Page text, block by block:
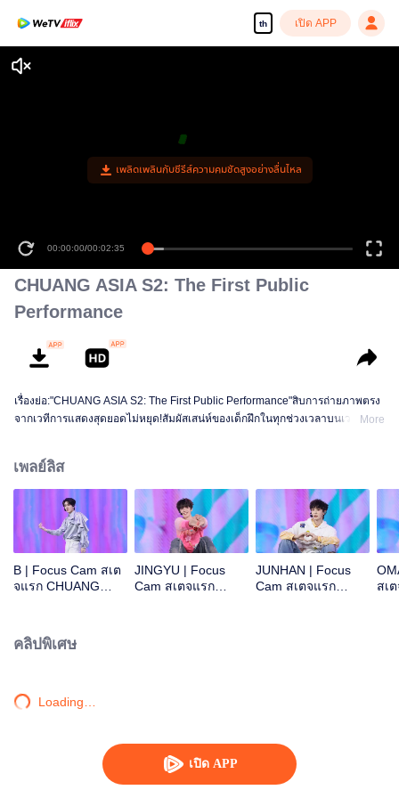
th เปิด APP
เปิด APP
เพลิดเพลินกับซีรีส์ความคมชัดสูงอย่างลื่นไหล
00:00:00/00:02:35
CHUANG ASIA S2: The First Public
Performance
เรื่องย่อ:"CHUANG ASIA S2: The First Public Performance"สิบการถ่ายภาพตรง
จากเวทีการแสดงสุดยอดไม่หยุด!สัมผัสเสน่ห์ของเด็กฝึกในทุกช่วงเวลาบนเวที!โอเค
More
เพลย์ลิส
B | Focus Cam สเต
จแรก CHUANG
JINGYU | Focus
Cam สเตจแรก
JUNHAN | Focus
Cam สเตจแรก
สเ
คลิปพิเศษ
Loading…